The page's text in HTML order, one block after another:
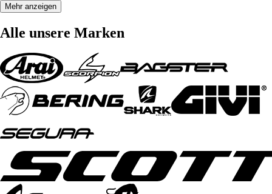
Mehr anzeigen
Alle unsere Marken